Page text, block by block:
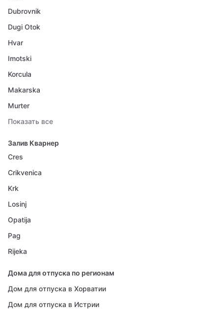
Dubrovnik
Dugi Otok
Hvar
Imotski
Korcula
Makarska
Murter
Показать все
Залив Кварнер
Cres
Crikvenica
Krk
Losinj
Opatija
Pag
Rijeka
Дома для отпуска по регионам
Дом для отпуска в Хорватии
Дом для отпуска в Истрии